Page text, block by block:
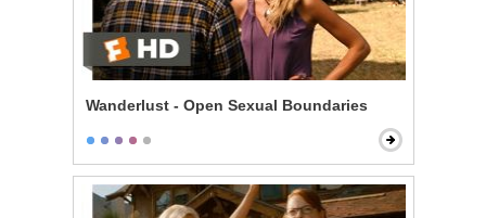
Wanderlust - Open Sexual Boundaries